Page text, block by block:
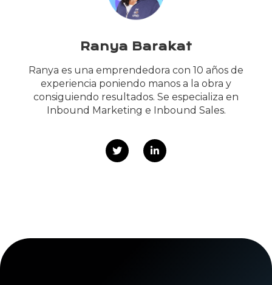
Ranya Barakat
Ranya es una emprendedora con 10 años de
experiencia poniendo manos a la obra y
consiguiendo resultados. Se especializa en
Inbound Marketing e Inbound Sales.